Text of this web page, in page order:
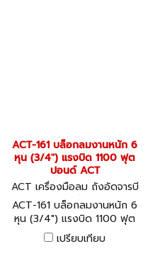
ACT-161 บล็อกลมงานหนัก 6
หุน (3/4") แรงบิด 1100 ฟุต
ปอนด์ ACT
ACT เครื่องมือลม ถังอัดจารบี
อุปกรณ์งานลมต่างๆ ACT-161
ACT-161 บล็อกลมงานหนัก 6
หุน (3/4") แรงบิด 1100 ฟุต
ปอนด์ ACT
เปรียบเทียบ